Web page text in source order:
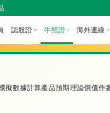
認股證 牛熊證 海外連線
擬數據計算產品預期理論價值作